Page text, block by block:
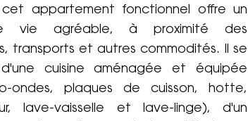
appartement fonctionnel offre un
vie agréable, à proximité des
transports et autres commodités. Il se
cuisine aménagée et équipée
ondes, plaques de cuisson, hotte,
lave-vaisselle et lave-linge), d'un